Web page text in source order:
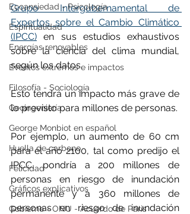
Ecoansiedad - Psicología
Espiritualidad
Energías renovables
Eventos extremos e impactos
Filosofía - Sociología
Geoingeniería
George Monbiot en español
Huella de carbono
Felicidad
Gráficos explicativos
Gobierno - ONU - Acuerdo de Paris
Grupo Intergubernamental de
Expertos sobre el Cambio Climático
(IPCC) en sus estudios exhaustivos
sobre la ciencia del clima mundial,
según los datos.
Esto tendrá un impacto más grave de
lo previsto para millones de personas.
Por ejemplo, un aumento de 60 cm
para el año 2100, tal como predijo el
IPCC, pondría a 200 millones de
personas en riesgo de inundación
permanente y a 360 millones de
personas en riesgo de inundación